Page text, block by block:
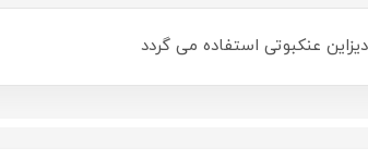
عنکبوتی استفاده می گردد